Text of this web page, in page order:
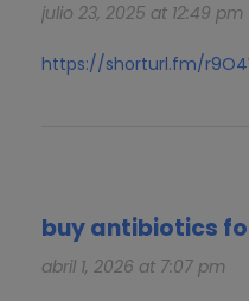
julio 23, 2025 at 12:49 pm
https://shorturl.fm/
buy antibiotics
abril 1, 2026 at 7:07 pm